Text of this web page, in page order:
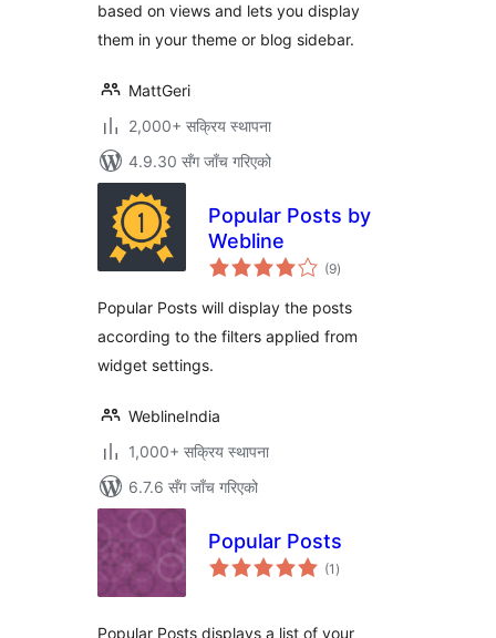
based on views and lets you display
them in your theme or blog sidebar.
MattGeri
2,000+ सक्रिय स्थापना
4.9.30 सँग जाँच गरिएको
Popular Posts by
Webline
(9कुल
रेटिङ्गहरू
)
Popular Posts will display the posts
according to the filters applied from
widget settings.
WeblineIndia
1,000+ सक्रिय स्थापना
6.7.6 सँग जाँच गरिएको
Popular Posts
(1 कुल
रेटिङ्गहरू
)
Popular Posts displays a list of your